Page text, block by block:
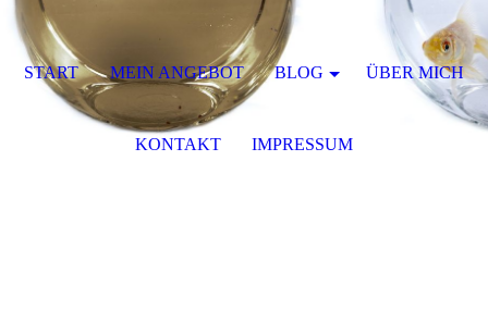
START MEIN ANGEBOT BLOG ÜBER MICH
KONTAKT IMPRESSUM